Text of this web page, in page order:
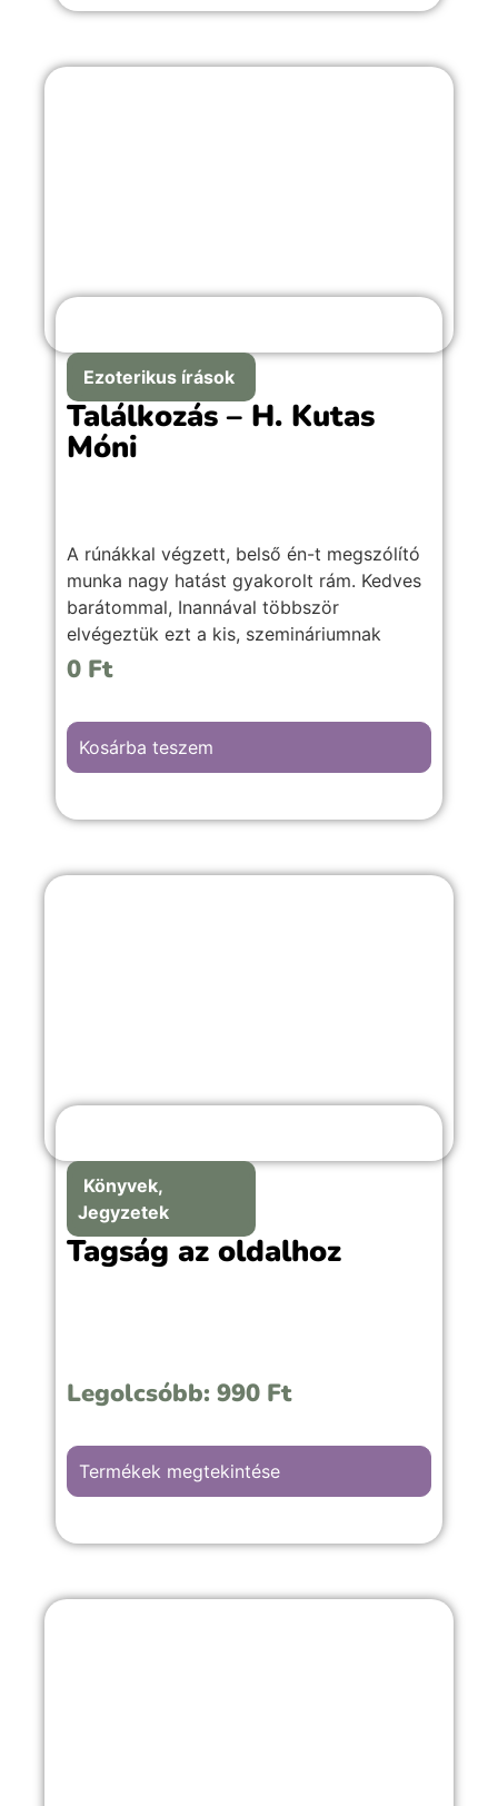
Ezoterikus írások
Találkozás – H. Kutas
Móni
A rúnákkal végzett, belső én-t megszólító
munka nagy hatást gyakorolt rám. Kedves
barátommal, Inannával többször
elvégeztük ezt a kis, szemináriumnak
nevezett szertartás sorozatot, amely által
Istennővel.
0 Ft
Kosárba teszem
Könyvek,
Jegyzetek
Tagság az oldalhoz
Legolcsóbb: 990 Ft
Termékek megtekintése